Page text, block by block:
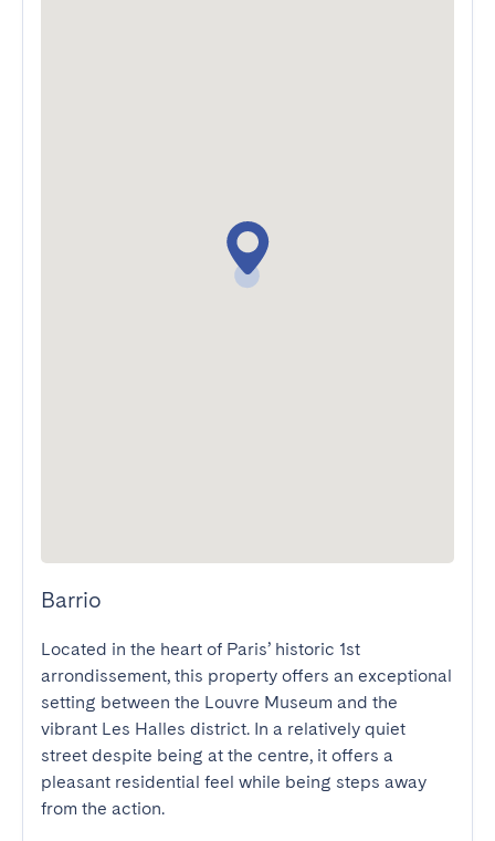
Barrio
Located in the heart of Paris’ historic 1st
arrondissement, this property offers an exceptional
setting between the Louvre Museum and the
vibrant Les Halles district. In a relatively quiet
street despite being at the centre, it offers a
pleasant residential feel while being steps away
from the action.